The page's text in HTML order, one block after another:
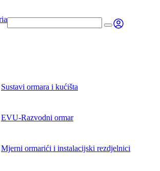
Sustavi ormara i kućišta
EVU-Razvodni ormar
Mjerni ormarići i instalacijski rezdjelnici